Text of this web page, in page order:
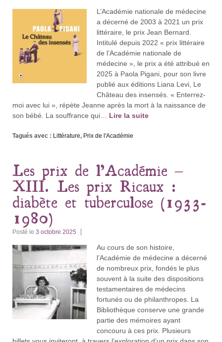
L’Académie nationale de médecine
a décerné de 2003 à 2021 un prix
littéraire, le prix Jean Bernard.
Intitulé depuis 2022 « prix littéraire
de l’Académie nationale de
médecine », le prix a été attribué en
2025 à Paola Pigani, pour son livre
publié aux éditions Liana Levi, Le
Château des insensés. « Enterrez-
moi avec lui », répète Jeanne après la mort à la naissance de
son bébé. La souffrance qui… Lire la suite
Tagués avec : Littérature, Prix de l'Académie
Les prix de l’Académie –
XIII. Les prix Ricaux :
diabète et tuberculose (1933-
1980)
Posté le 3 octobre 2025
Au cours de son histoire,
l’Académie de médecine a décerné
de nombreux prix, fondés le plus
souvent à la suite des dispositions
testamentaires de médecins
fortunés ou de philanthropes. La
Bibliothèque conserve une grande
partie des mémoires ayant
concouru à ces prix. Plusieurs